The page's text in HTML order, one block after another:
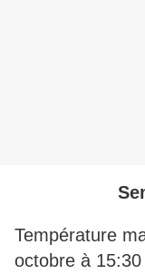
Température
octobre à 15:30